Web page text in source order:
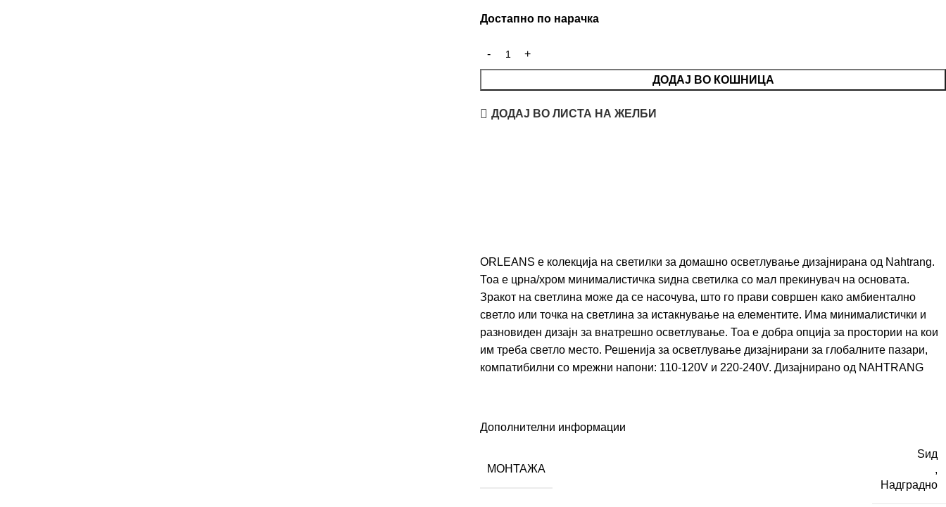
Достапно по нарачка
ДОДАЈ ВО КОШНИЦА
ДОДАЈ ВО ЛИСТА НА ЖЕЛБИ
ORLEANS е колекција на светилки за домашно осветлување дизајнирана од Nahtrang.
Тоа е црна/хром минималистичка ѕидна светилка со мал прекинувач на основата.
Зракот на светлина може да се насочува, што го прави совршен како амбиентално
светло или точка на светлина за истакнување на елементите. Има минималистички и
разновиден дизајн за внатрешно осветлување. Тоа е добра опција за простории на кои
им треба светло место. Решенија за осветлување дизајнирани за глобалните пазари,
компатибилни со мрежни напони: 110-120V и 220-240V. Дизајнирано од NAHTRANG
Дополнителни информации
МОНТАЖА
Ѕид
,
Надградно